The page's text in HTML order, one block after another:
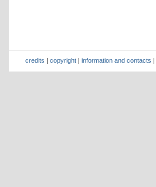
credits copyright information and contacts